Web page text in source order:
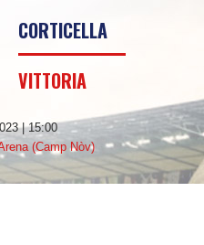
CORTICELLA
VITTORIA
| 15:00
(Camp Nòv)